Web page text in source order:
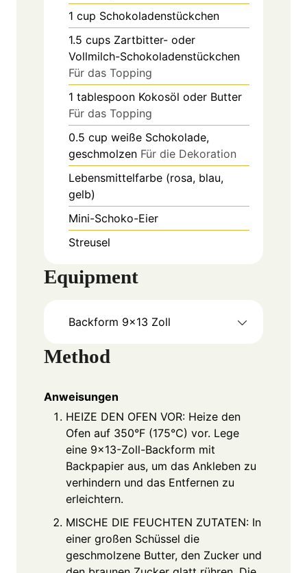
1 cup Schokoladenstückchen
1.5 cups Zartbitter- oder
Vollmilch-Schokoladenstückchen
Für das Topping
1 tablespoon Kokosöl oder Butter
Für das Topping
0.5 cup weiße Schokolade,
geschmolzen Für die Dekoration
Lebensmittelfarbe (rosa, blau,
gelb)
Mini-Schoko-Eier
Streusel
Equipment
Backform 9x13 Zoll
Method
Anweisungen
HEIZE DEN OFEN VOR: Heize den
Ofen auf 350°F (175°C) vor. Lege
eine 9x13-Zoll-Backform mit
Backpapier aus, um das Ankleben zu
verhindern und das Entfernen zu
erleichtern.
MISCHE DIE FEUCHTEN ZUTATEN: In
einer großen Schüssel die
geschmolzene Butter, den Zucker und